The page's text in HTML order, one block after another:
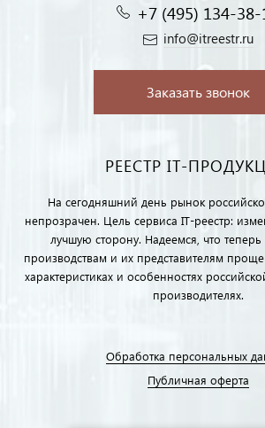
+7 (495) 134-38-
info@itreestr.ru
Заказать звонок
РЕЕСТР IT-
На сегодняшний день рынок
непрозрачен. Цель сервиса IT-реестр:
лучшую сторону. Надеемся, что теперь
производствам и их представителям
характеристиках и особенностях
производителях.
Обработка персональных
Публичная оферта